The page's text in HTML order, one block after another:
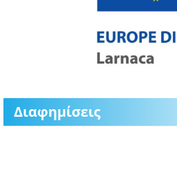
Διαφημίσεις